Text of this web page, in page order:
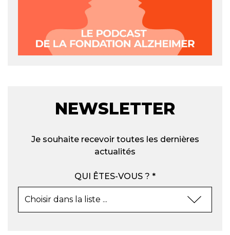
NEWSLETTER
Je souhaite recevoir toutes les dernières
actualités
QUI ÊTES-VOUS ? *